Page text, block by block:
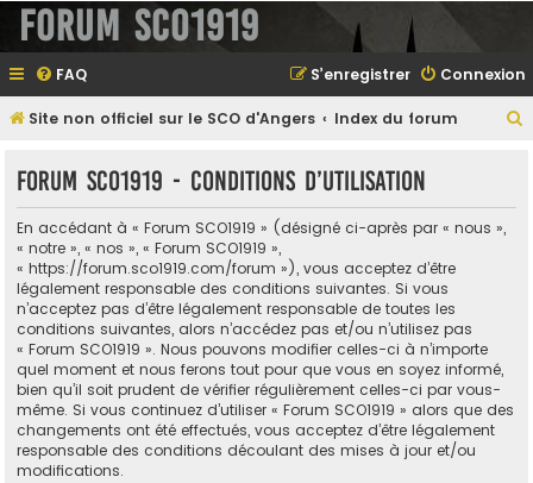
Forum SCO1919
FAQ Connexion
S’enregistrer
Site non officiel sur le SCO d'Angers Index du forum
Forum SCO1919 - Conditions d’utilisation
En accédant à « Forum SCO1919 » (désigné ci-après par « nous »,
« notre », « nos », « Forum SCO1919 »,
« https://forum.sco1919.com/forum »), vous acceptez d’être
légalement responsable des conditions suivantes. Si vous
n’acceptez pas d’être légalement responsable de toutes les
conditions suivantes, alors n’accédez pas et/ou n’utilisez pas
« Forum SCO1919 ». Nous pouvons modifier celles-ci à n’importe
quel moment et nous ferons tout pour que vous en soyez informé,
bien qu’il soit prudent de vérifier régulièrement celles-ci par vous-
même. Si vous continuez d’utiliser « Forum SCO1919 » alors que des
changements ont été effectués, vous acceptez d’être légalement
responsable des conditions découlant des mises à jour et/ou
modifications.